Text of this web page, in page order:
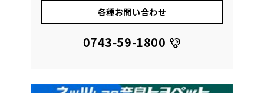
各種お問い合わせ
0743-59-1800